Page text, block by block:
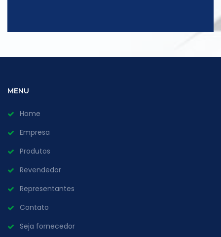
MENU
Home
Empresa
Produtos
Revendedor
Representantes
Contato
Seja fornecedor